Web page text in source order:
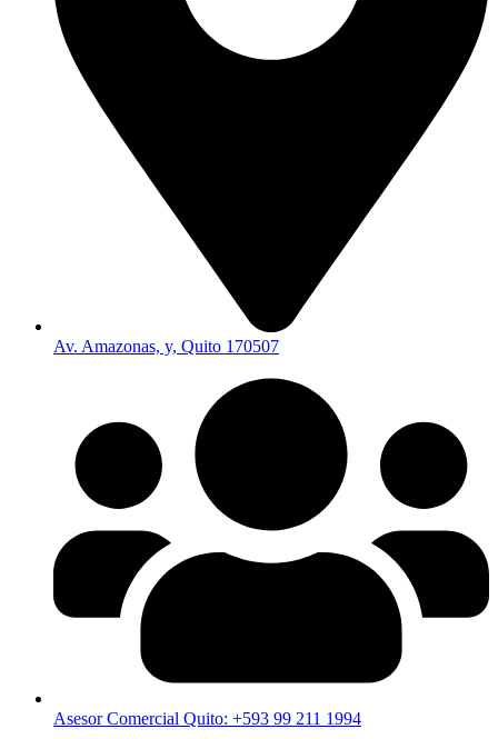
Av. Amazonas, y, Quito 170507
Asesor Comercial Quito: +593 99 211 1994